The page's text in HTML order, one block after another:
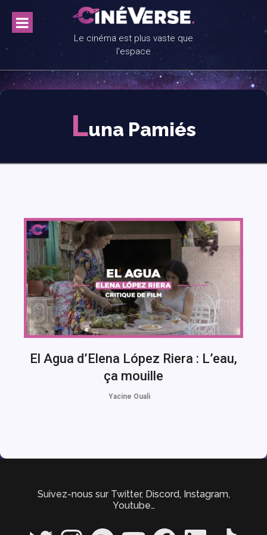
content
Le cinéma est plus vaste que
l'espace
Luna Pamiés
El Agua d’Elena López Riera : L’eau,
ça mouille
Yacine Ouali
Suivez-nous sur Twitter, Discord, Instagram,
Youtube…
Twitter InstagramSpotify YouTube FacebookLinkedIn TikTok